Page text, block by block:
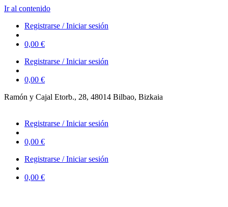
Ir al contenido
Registrarse / Iniciar sesión
0,00 €
Registrarse / Iniciar sesión
0,00 €
Ramón y Cajal Etorb., 28, 48014 Bilbao, Bizkaia
Registrarse / Iniciar sesión
0,00 €
Registrarse / Iniciar sesión
0,00 €